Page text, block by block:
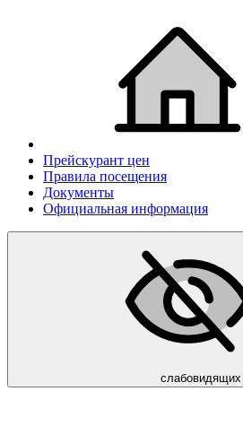
Прейскурант цен
Правила посещения
Документы
Официальная информация
слабовидящих